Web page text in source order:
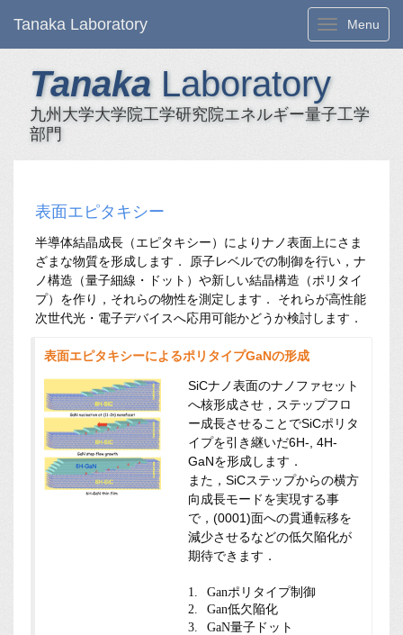
Toggle
Menu
Tanaka Laboratory
TanakaLaboratory
九州大学大学院工学研究院エネルギー量子工学
部門
表面エピタキシー
半導体結晶成長（エピタキシー）によりナノ表面上にさま
ざまな物質を形成します． 原子レベルでの制御を行い，ナ
ノ構造（量子細線・ドット）や新しい結晶構造（ポリタイ
プ）を作り，それらの物性を測定します． それらが高性能
次世代光・電子デバイスへ応用可能かどうか検討します．
表面エピタキシーによるポリタイプGaNの形成
SiCナノ表面のナノファセット
へ核形成させ，ステップフロ
ー成長させることでSiCポリタ
イプを引き継いだ6H-, 4H-
GaNを形成します．
また，SiCステップからの横方
向成長モードを実現する事
で，(0001)面への貫通転移を
減少させるなどの低欠陥化が
期待できます．
Ganポリタイプ制御
Gan低欠陥化
GaN量子ドット